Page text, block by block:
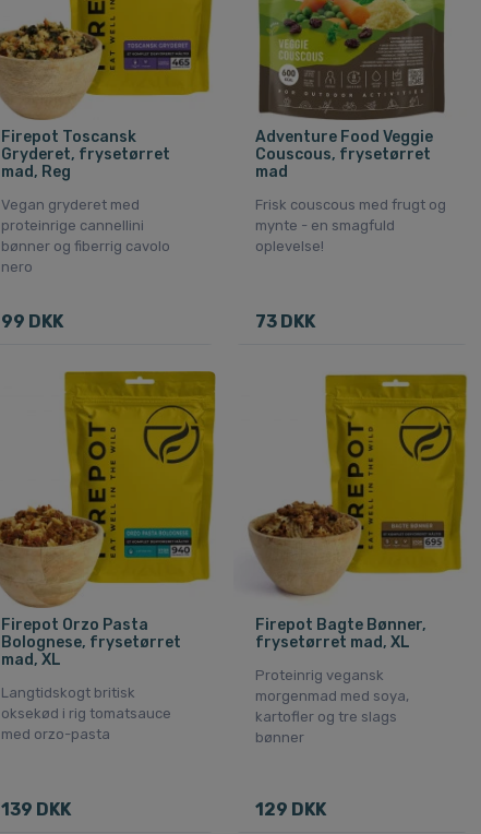
Firepot Toscansk
Gryderet, frysetørret
mad, Reg
Vegan gryderet med
proteinrige cannellini
bønner og fiberrig cavolo
nero
99 DKK
Adventure Food Veggie
Couscous, frysetørret
mad
Frisk couscous med frugt og
mynte - en smagfuld
oplevelse!
73 DKK
Firepot Orzo Pasta
Bolognese, frysetørret
mad, XL
Langtidskogt britisk
oksekød i rig tomatsauce
med orzo-pasta
139 DKK
Firepot Bagte Bønner,
frysetørret mad, XL
Proteinrig vegansk
morgenmad med soya,
kartofler og tre slags
bønner
129 DKK